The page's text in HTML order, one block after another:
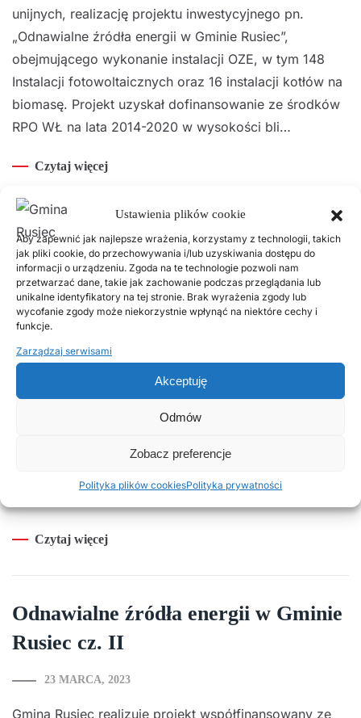
Ustawienia plików cookie
Aby zapewnić jak najlepsze wrażenia, korzystamy z technologii, takich
jak pliki cookie, do przechowywania i/lub uzyskiwania dostępu do
informacji o urządzeniu. Zgoda na te technologie pozwoli nam
przetwarzać dane, takie jak zachowanie podczas przeglądania lub
unikalne identyfikatory na tej stronie. Brak wyrażenia zgody lub
wycofanie zgody może niekorzystnie wpłynąć na niektóre cechy i
funkcje.
Zarządzaj serwisami
Akceptuję
Odmów
Zobacz preferencje
Polityka plików cookiesPolityka prywatności
unijnych, realizację projektu inwestycyjnego pn.
„Odnawialne źródła energii w Gminie Rusiec”,
obejmującego wykonanie instalacji OZE, w tym 148
Instalacji fotowoltaicznych oraz 16 instalacji kotłów na
biomasę. Projekt uzyskał dofinansowanie ze środków
RPO WŁ na lata 2014-2020 w wysokości bli…
Czytaj więcej
Odnawialne źródła energii w Gminie
Rusiec, cz. III
23 KWIETNIA, 2023
energii w Gminie Rusiec”. Przedsięwzięcie
współfinansowane jest ze środków RPO WŁ na lata
2014-2020 w wysokości blisko 3,3 mln pln, co stanowi
2023r. kontynuowano zawieranie umów z
mieszkańcami w związku z realizacją inwestycji oraz
Czytaj więcej
Odnawialne źródła energii w Gminie
Rusiec cz. II
23 MARCA, 2023
Gmina Rusiec realizuje projekt współfinansowany ze